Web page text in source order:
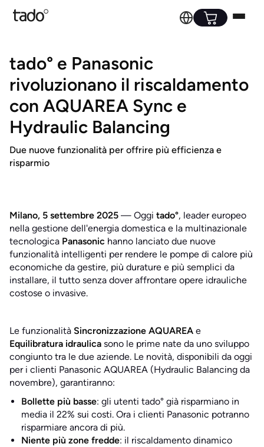
tado° e Panasonic
rivoluzionano il riscaldamento
con AQUAREA Sync e
Hydraulic Balancing
Due nuove funzionalità per offrire più efficienza e
risparmio
Milano, 5 settembre 2025 — Oggi tado°, leader europeo
nella gestione dell'energia domestica e la multinazionale
tecnologica Panasonic hanno lanciato due nuove
funzionalità intelligenti per rendere le pompe di calore più
economiche da gestire, più durature e più semplici da
installare, il tutto senza dover affrontare opere idrauliche
costose o invasive.
Le funzionalità Sincronizzazione AQUAREA e
Equilibratura idraulica sono le prime nate da uno sviluppo
congiunto tra le due aziende. Le novità, disponibili da oggi
per i clienti Panasonic AQUAREA (Hydraulic Balancing da
novembre), garantiranno:
Bollette più basse: gli utenti tado° già risparmiano in
media il 22% sui costi. Ora i clienti Panasonic potranno
risparmiare ancora di più.
Niente più zone fredde: il riscaldamento dinamico